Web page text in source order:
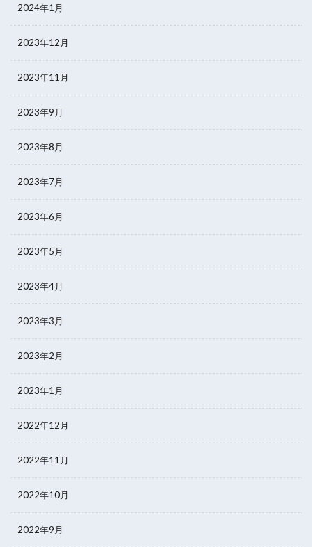
2024年1月
2023年12月
2023年11月
2023年9月
2023年8月
2023年7月
2023年6月
2023年5月
2023年4月
2023年3月
2023年2月
2023年1月
2022年12月
2022年11月
2022年10月
2022年9月